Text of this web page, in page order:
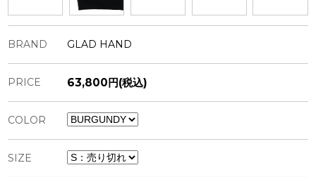
BRAND GLAD HAND
PRICE 63,800円(税込)
COLOR
SIZE